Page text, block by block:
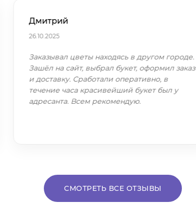
Дмитрий
26.10.2025
Заказывал цветы находясь в другом городе.
Зашёл на сайт, выбрал букет, оформил заказ
и доставку. Сработали оперативно, в
течение часа красивейший букет был у
адресанта. Всем рекомендую.
СМОТРЕТЬ ВСЕ ОТЗЫВЫ